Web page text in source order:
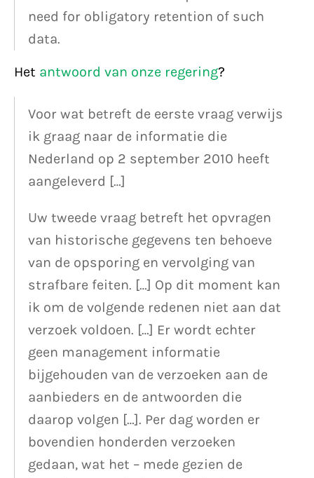
need for obligatory retention of such
data.
Het antwoord van onze regering?
Voor wat betreft de eerste vraag verwijs
ik graag naar de informatie die
Nederland op 2 september 2010 heeft
aangeleverd […]
Uw tweede vraag betreft het opvragen
van historische gegevens ten behoeve
van de opsporing en vervolging van
strafbare feiten. […] Op dit moment kan
ik om de volgende redenen niet aan dat
verzoek voldoen. […] Er wordt echter
geen management informatie
bijgehouden van de verzoeken aan de
aanbieders en de antwoorden die
daarop volgen […]. Per dag worden er
bovendien honderden verzoeken
gedaan, wat het – mede gezien de